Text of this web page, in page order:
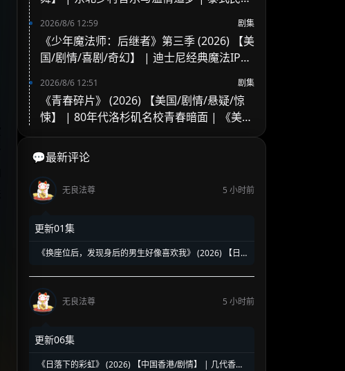
2026/8/6 12:59 剧集
《少年魔法师：后继者》第三季 (2026) 【美
国/剧情/喜剧/奇幻】 | 迪士尼经典魔法IP终
2026/8/6 12:51 剧集
《青春碎片》 (2026) 【美国/剧情/悬疑/惊
悚】 | 80年代洛杉矶名校青春暗面 | 《美国
💬最新评论
无良法尊 5 小时前
更新01集
《换座位后，发现身后的男生好像喜欢我》 (2026) 【日
座位引发的直球高甜校园BL
无良法尊
5 小时前
更新06集
《日落下的彩虹》 (2026) 【中国香港/剧情】 | 几代香港